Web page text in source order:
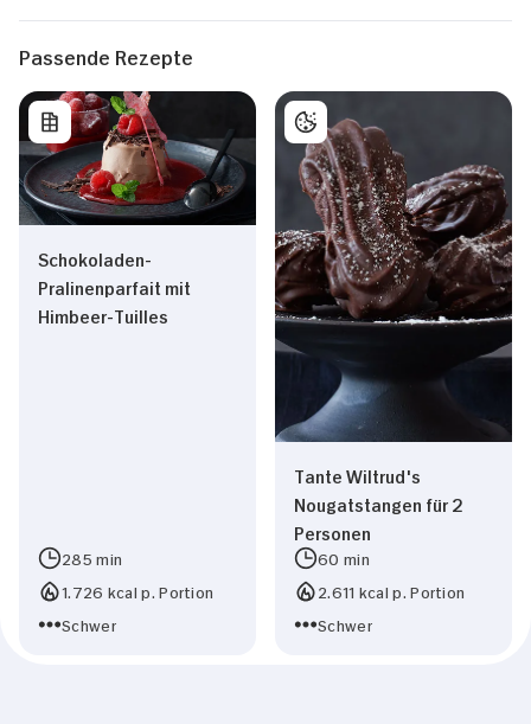
Passende Rezepte
Schokoladen-
Pralinenparfait mit
Himbeer-Tuilles
285 min
1.726 kcal p. Portion
Schwer
Tante Wiltrud's
Nougatstangen für 2
Personen
60 min
2.611 kcal p. Portion
Schwer